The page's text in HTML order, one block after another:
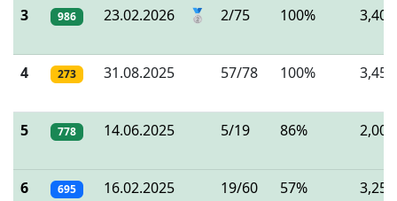
3 986 23.02.2026 🥈 2/75 100% 3,40
4 273 31.08.2025 57/78 100% 3,45
5 778 14.06.2025 5/19 86% 2,00
6 695 16.02.2025 19/60 57% 3,25